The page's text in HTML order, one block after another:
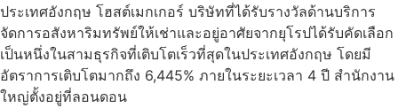
ประเทศอังกฤษ โฮสต์เมกเกอร์ บริษัทที่ได้รับรางวัลด้านบริการ
จัดการอสังหาริมทรัพย์ให้เช่าและอยู่อาศัยจากยุโรปได้รับคัดเลือก
เป็นหนึ่งในสามธุรกิจที่เติบโตเร็วที่สุดในประเทศอังกฤษ โดยมี
อัตราการเติบโตมากถึง 6,445% ภายในระยะเวลา 4 ปี สำนักงาน
ใหญ่ตั้งอยู่ที่ลอนดอน